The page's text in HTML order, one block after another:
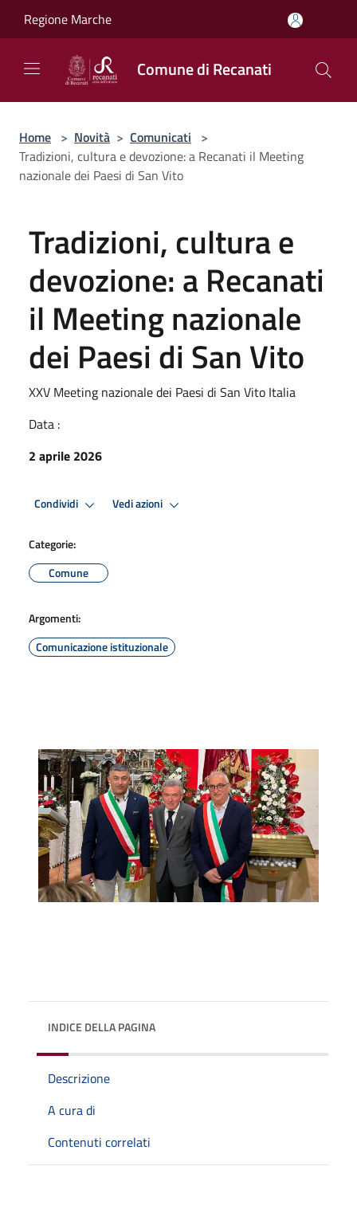
Regione Marche
Comune di Recanati
Home > Novità > Comunicati >
Tradizioni, cultura e devozione: a Recanati il Meeting
nazionale dei Paesi di San Vito
Tradizioni, cultura e
devozione: a Recanati
il Meeting nazionale
dei Paesi di San Vito
XXV Meeting nazionale dei Paesi di San Vito Italia
Data :
2 aprile 2026
Condividi Vedi azioni
Categorie:
Comune
Argomenti:
Comunicazione istituzionale
INDICE DELLA PAGINA
Descrizione
A cura di
Contenuti correlati